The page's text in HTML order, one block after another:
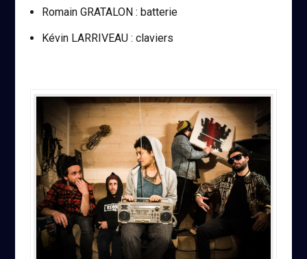
Romain GRATALON : batterie
Kévin LARRIVEAU : claviers